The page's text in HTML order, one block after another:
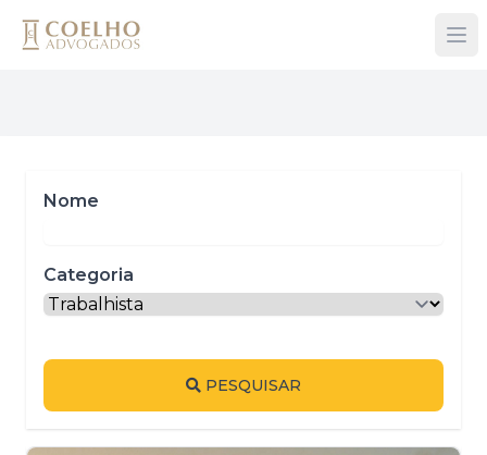
Nome
Categoria
PESQUISAR